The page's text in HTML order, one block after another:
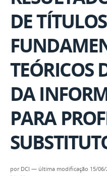
DE
TEÓRICOS
DA
PARA
por DCI — última modificação 15/06/